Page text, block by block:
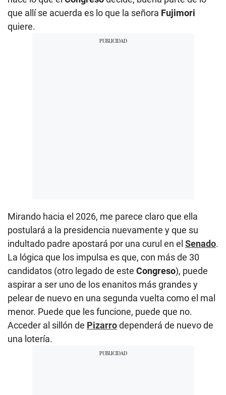
que allí se acuerda es lo que la señora Fujimori
quiere.
Mirando hacia el 2026, me parece claro que ella
postulará a la presidencia nuevamente y que su
indultado padre apostará por una curul en el Senado.
La lógica que los impulsa es que, con más de 30
candidatos (otro legado de este Congreso), puede
aspirar a ser uno de los enanitos más grandes y
pelear de nuevo en una segunda vuelta como el mal
menor. Puede que les funcione, puede que no.
Acceder al sillón de Pizarrodependerá de nuevo de
una lotería.